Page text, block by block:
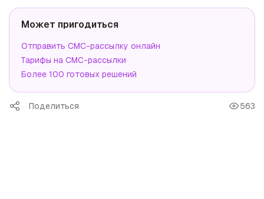
Может пригодиться
Отправить СМС-рассылку онлайн
Тарифы на СМС-рассылки
Более 100 готовых решений
Поделиться 563